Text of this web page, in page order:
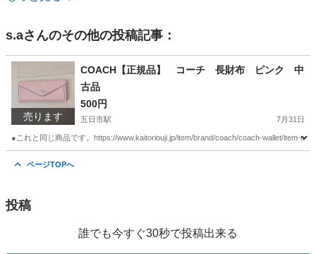
s.aさんのその他の投稿記事：
売ります
COACH【正規品】 コーチ 長財布 ピンク 中
古品
500円
五日市駅 7月31日
●これと同じ商品です。https://www.kaitoriouji.jp/item/brand/coach/coach-wallet/item-
ページTOPへ
投稿
誰でも今すぐ30秒で投稿出来る